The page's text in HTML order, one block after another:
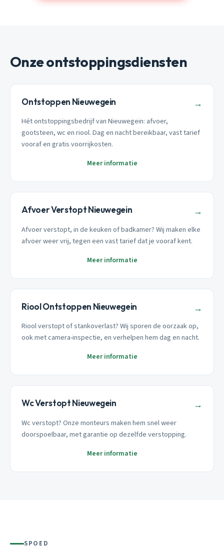
Onze ontstoppingsdiensten
Ontstoppen Nieuwegein →
Hét ontstoppingsbedrijf van Nieuwegein: afvoer,
gootsteen, wc en riool. Dag en nacht bereikbaar, vast tarief
vooraf en gratis voorrijkosten.
Meer informatie
Afvoer Verstopt Nieuwegein →
Afvoer verstopt, in de keuken of badkamer? Wij maken elke
afvoer weer vrij, tegen een vast tarief dat je vooraf kent.
Meer informatie
Riool Ontstoppen Nieuwegein →
Riool verstopt of stankoverlast? Wij sporen de oorzaak op,
ook met camera-inspectie, en verhelpen hem dag en nacht.
Meer informatie
Wc Verstopt Nieuwegein →
Wc verstopt? Onze monteurs maken hem snel weer
doorspoelbaar, met garantie op dezelfde verstopping.
Meer informatie
SPOED